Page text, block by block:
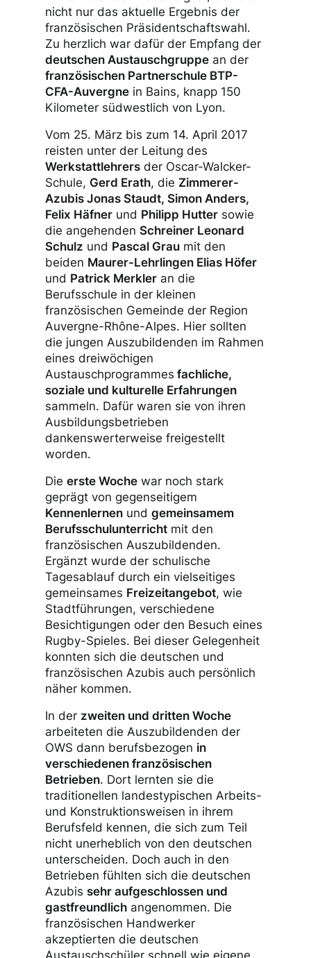
nicht nur das aktuelle Ergebnis der
französischen Präsidentschaftswahl.
Zu herzlich war dafür der Empfang der
deutschen Austauschgruppe an der
französischen Partnerschule BTP-
CFA-Auvergne in Bains, knapp 150
Kilometer südwestlich von Lyon.
Vom 25. März bis zum 14. April 2017
reisten unter der Leitung des
Werkstattlehrers der Oscar-Walcker-
Schule, Gerd Erath, die Zimmerer-
Azubis Jonas Staudt, Simon Anders,
Felix Häfner und Philipp Hutter sowie
die angehenden Schreiner Leonard
Schulz und Pascal Grau mit den
beiden Maurer-Lehrlingen Elias Höfer
und Patrick Merkler an die
Berufsschule in der kleinen
französischen Gemeinde der Region
Auvergne-Rhône-Alpes. Hier sollten
die jungen Auszubildenden im Rahmen
eines dreiwöchigen
Austauschprogrammes fachliche,
soziale und kulturelle Erfahrungen
sammeln. Dafür waren sie von ihren
Ausbildungsbetrieben
dankenswerterweise freigestellt
worden.
Die erste Woche war noch stark
geprägt von gegenseitigem
Kennenlernen und gemeinsamem
Berufsschulunterricht mit den
französischen Auszubildenden.
Ergänzt wurde der schulische
Tagesablauf durch ein vielseitiges
gemeinsames Freizeitangebot, wie
Stadtführungen, verschiedene
Besichtigungen oder den Besuch eines
Rugby-Spieles. Bei dieser Gelegenheit
konnten sich die deutschen und
französischen Azubis auch persönlich
näher kommen.
In der zweiten und dritten Woche
arbeiteten die Auszubildenden der
OWS dann berufsbezogen in
verschiedenen französischen
Betrieben. Dort lernten sie die
traditionellen landestypischen Arbeits-
und Konstruktionsweisen in ihrem
Berufsfeld kennen, die sich zum Teil
nicht unerheblich von den deutschen
unterscheiden. Doch auch in den
Betrieben fühlten sich die deutschen
Azubis sehr aufgeschlossen und
gastfreundlich angenommen. Die
französischen Handwerker
akzeptierten die deutschen
Austauschschüler schnell wie eigene